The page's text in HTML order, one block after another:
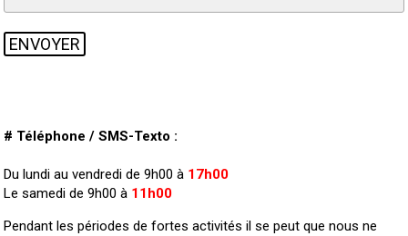
# Téléphone / SMS-Texto :
Du lundi au vendredi de 9h00 à 17h00
Le samedi de 9h00 à 11h00
Pendant les périodes de fortes activités il se peut que nous ne